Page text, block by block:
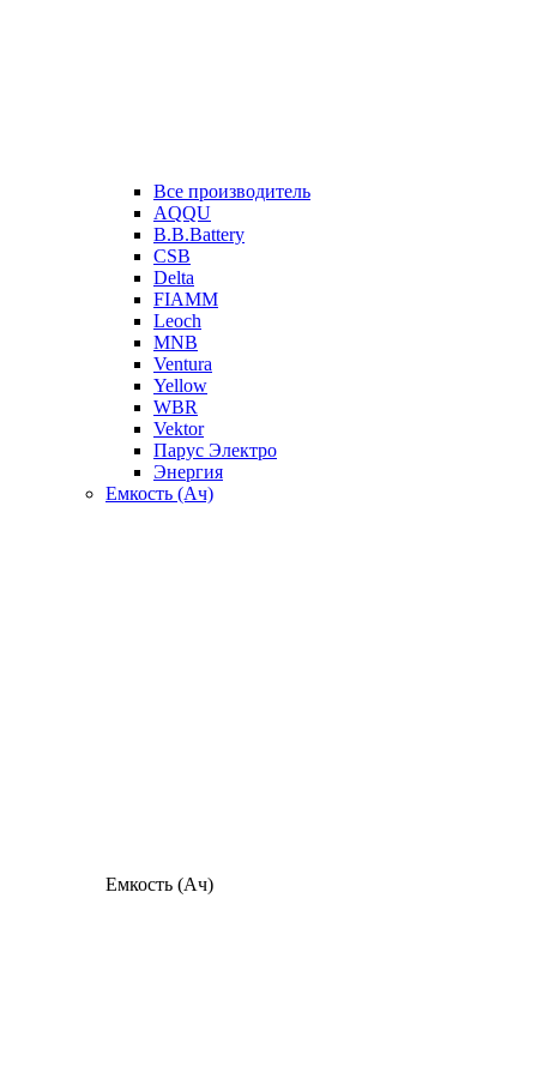
Все производитель
AQQU
B.B.Battery
CSB
Delta
FIAMM
Leoch
MNB
Ventura
Yellow
WBR
Vektor
Парус Электро
Энергия
Емкость (Ач)
Емкость (Ач)